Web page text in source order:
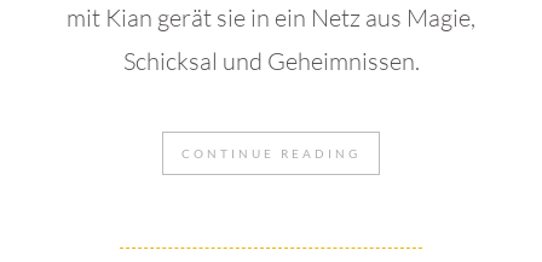
mit Kian gerät sie in ein Netz aus Magie,
Schicksal und Geheimnissen.
CONTINUE READING